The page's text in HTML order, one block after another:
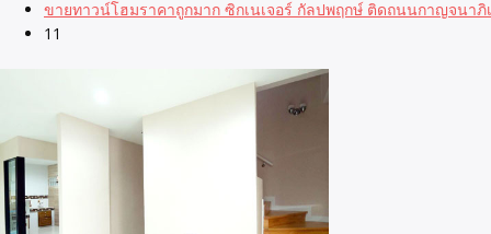
ขายทาวน์โฮมราคาถูกมาก ซิกเนเจอร์ กัลปพฤกษ์ ติดถนนกาญจนาภิ
11